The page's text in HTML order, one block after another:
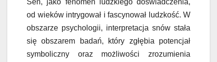
od wieków intrygował i fascynował ludzkość. W
obszarze psychologii, interpretacja snów stała
się obszarem badań, który zgłębia potencjał
symboliczny oraz możliwości zrozumienia